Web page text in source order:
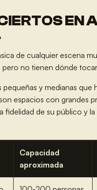
EN
de cualquier escena
pero no tienen dónde
y medianas
espacios con grandes
fidelidad de su público y
Capacidad
aproximada